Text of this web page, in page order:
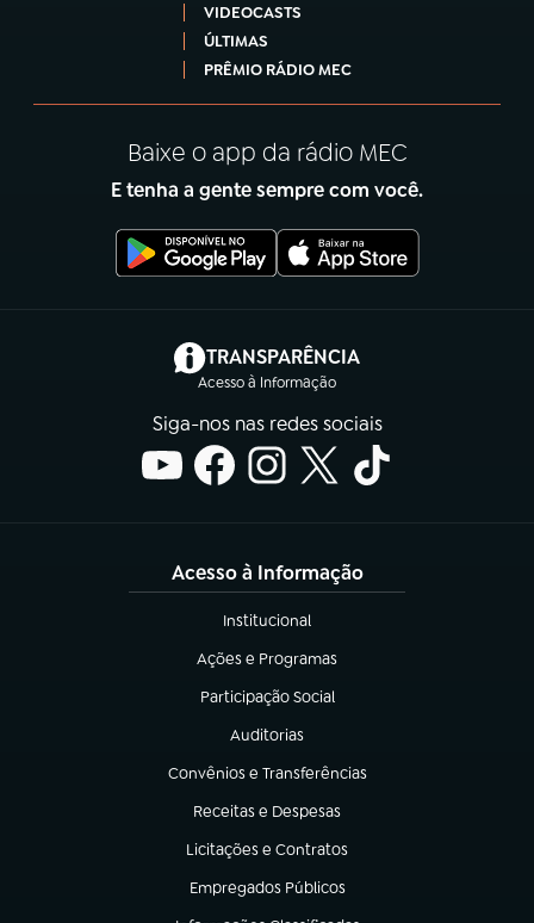
VIDEOCASTS
ÚLTIMAS
PRÊMIO RÁDIO MEC
Baixe o app da rádio MEC
E tenha a gente sempre com você.
TRANSPARÊNCIA
Acesso à Informação
(abre em nova aba)
Siga-nos nas redes sociais
Acesso à Informação
Institucional
(abre em nova aba)
Ações e Programas
(abre em nova aba)
Participação Social
(abre em nova aba)
Auditorias
(abre em nova aba)
Convênios e Transferências
(abre em nova aba)
Receitas e Despesas
(abre em nova aba)
Licitações e Contratos
(abre em nova aba)
Empregados Públicos
(abre em nova aba)